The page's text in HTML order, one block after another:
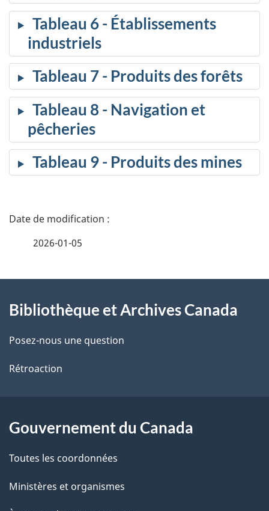
Tableau 6 - Établissements
industriels
Tableau 7 - Produits des forêts
Tableau 8 - Navigation et
pêcheries
Tableau 9 - Produits des mines
D
i
l
s
e
p
2026-01-05
propos
de
ce
Bibliothèque et Archives Canada
Posez-nous une question
Rétroaction
Gouvernement du Canada
Toutes les coordonnées
Ministères et organismes